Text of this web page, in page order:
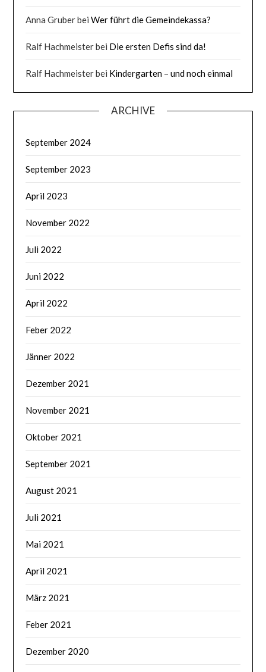
Anna GruberbeiWer führt die Gemeindekassa?
Ralf Hachmeisterbei Die ersten Defis sind da!
Ralf Hachmeisterbei Kindergarten – und noch einmal
ARCHIVE
September 2024
September 2023
April 2023
November 2022
Juli 2022
Juni 2022
April 2022
Feber 2022
Jänner 2022
Dezember 2021
November 2021
Oktober 2021
September 2021
August 2021
Juli 2021
Mai 2021
April 2021
März 2021
Feber 2021
Dezember 2020